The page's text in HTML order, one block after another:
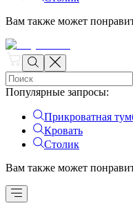
Вам также может
Популярные запросы:
Прикроватная
Кровать
Столик
Вам также может